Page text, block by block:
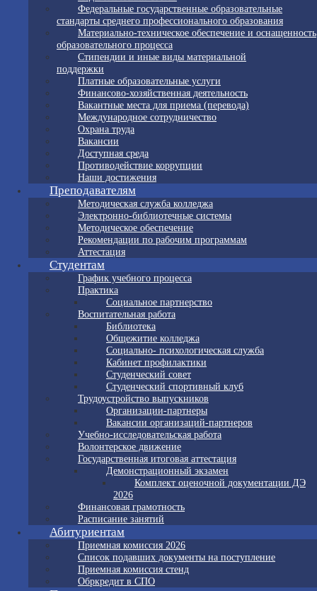
Федеральные государственные образовательные
стандарты среднего профессионального образования
Материально-техническое обеспечение и оснащенность
образовательного процесса
Стипендии и иные виды материальной
поддержки
Платные образовательные услуги
Финансово-хозяйственная деятельность
Вакантные места для приема (перевода)
Международное сотрудничество
Охрана труда
Вакансии
Доступная среда
Противодействие коррупции
Наши достижения
Преподавателям
Методическая служба колледжа
Электронно-библиотечные системы
Методическое обеспечение
Рекомендации по рабочим программам
Аттестация
Студентам
График учебного процесса
Практика
Социальное партнерство
Воспитательная работа
Библиотека
Общежитие колледжа
Социально- психологическая служба
Кабинет профилактики
Студенческий совет
Студенческий спортивный клуб
Трудоустройство выпускников
Организации-партнеры
Вакансии организаций-партнеров
Учебно-исследовательская работа
Волонтерское движение
Государственная итоговая аттестация
Демонстрационный экзамен
Комплект оценочной документации ДЭ
2026
Финансовая грамотность
Расписание занятий
Абитуриентам
Приемная комиссия 2026
Список подавших документы на поступление
Приемная комиссия стенд
Обркредит в СПО